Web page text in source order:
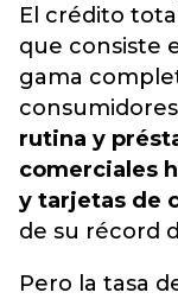
El crédito
que consiste
gama
rutina y
comerciales
y tarjetas de
de su récord
Pero la tasa